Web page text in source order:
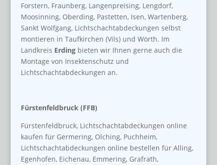
Forstern, Fraunberg, Langenpreising, Lengdorf,
Moosinning, Oberding, Pastetten, Isen, Wartenberg,
Sankt Wolfgang, Lichtschachtabdeckungen selbst
montieren in Taufkirchen (Vils) und Wörth. Im
Landkreis Erding bieten wir Ihnen gerne auch die
Montage von Insektenschutz und
Lichtschachtabdeckungen an.
Fürstenfeldbruck (FFB)
Fürstenfeldbruck, Lichtschachtabdeckungen online
kaufen für Germering, Olching, Puchheim,
Lichtschachtabdeckungen online bestellen für Alling,
Egenhofen, Eichenau, Emmering, Grafrath,